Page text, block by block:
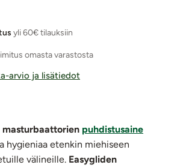
yli 60€ tilauksiin
omasta varastosta
arvio ja lisätiedot
masturbaattorien puhdistusaine
hygieniaa etenkin miehiseen
välineille. Easygliden